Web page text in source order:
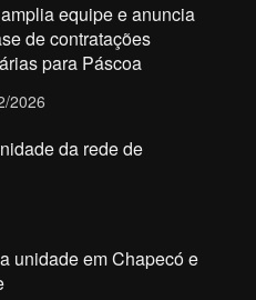
equipe e anuncia
de contratações
para Páscoa
2026
da rede de
unidade em Chapecó e